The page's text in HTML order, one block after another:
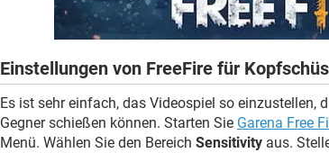
Einstellungen von FreeFire für
Es ist sehr einfach, das Videospiel so einzustellen,
Gegner schießen können. Starten Sie Garena Free
Menü. Wählen Sie den Bereich Sensitivity aus.